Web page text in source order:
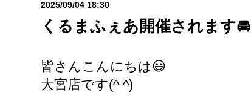
2025/09/04 18:30
くるまふぇあ開催されます🚘
皆さんこんにちは😃
大宮店です(^ ^)